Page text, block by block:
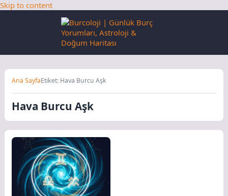
Skip to content
Ana SayfaEtiket: Hava Burcu Aşk
Hava Burcu Aşk